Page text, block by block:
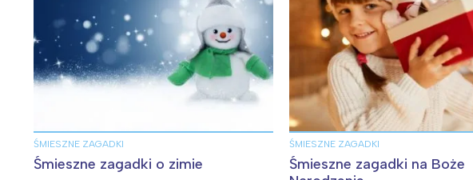
ŚMIESZNE ZAGADKI
Śmieszne zagadki o zimie
ŚMIESZNE ZAGADKI
Śmieszne zagadki na Boże